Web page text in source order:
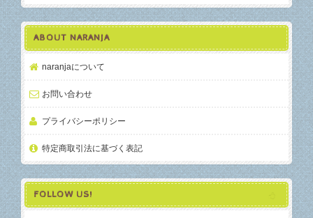
ABOUT NARANJA
naranjaについて
お問い合わせ
プライバシーポリシー
特定商取引法に基づく表記
FOLLOW US!